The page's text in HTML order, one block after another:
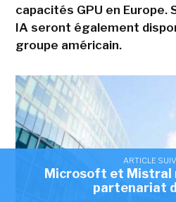
ARTICLE
Microsoft et
partenariat
capacités GPU en Europe.
IA seront également
groupe américain.